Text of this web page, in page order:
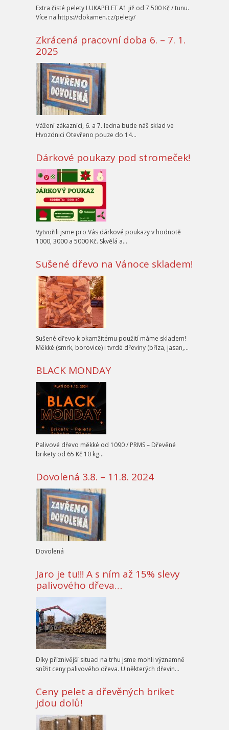
Extra čisté pelety LUKAPELET A1 již od 7.500 Kč / tunu.
Více na https://dokamen.cz/pelety/
Zkrácená pracovní doba 6. – 7. 1.
2025
Vážení zákazníci, 6. a 7. ledna bude náš sklad ve
Hvozdnici Otevřeno pouze do 14…
Dárkové poukazy pod stromeček!
Vytvořili jsme pro Vás dárkové poukazy v hodnotě
1000, 3000 a 5000 Kč. Skvělá a…
Sušené dřevo na Vánoce skladem!
Sušené dřevo k okamžitému použití máme skladem!
Měkké (smrk, borovice) i tvrdé dřeviny (bříza, jasan,…
BLACK MONDAY
Palivové dřevo měkké od 1090 / PRMS – Dřevěné
brikety od 65 Kč 10 kg…
Dovolená 3.8. – 11.8. 2024
Dovolená
Jaro je tu!!! A s ním až 15% slevy
palivového dřeva…
Díky příznivější situaci na trhu jsme mohli významně
snížit ceny palivového dřeva. U některých dřevin…
Ceny pelet a dřevěných briket
jdou dolů!